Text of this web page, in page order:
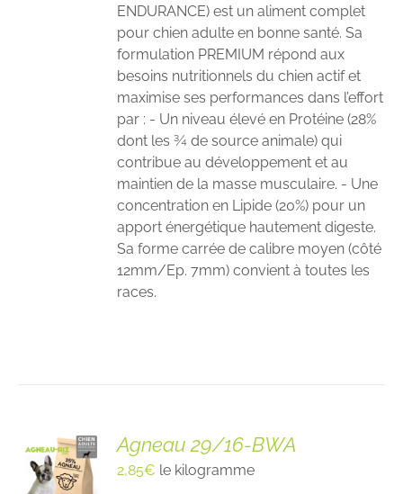
ENDURANCE) est un aliment complet
pour chien adulte en bonne santé. Sa
formulation PREMIUM répond aux
besoins nutritionnels du chien actif et
maximise ses performances dans l’effort
par : - Un niveau élevé en Protéine (28%
dont les ¾ de source animale) qui
contribue au développement et au
maintien de la masse musculaire. - Une
concentration en Lipide (20%) pour un
apport énergétique hautement digeste.
Sa forme carrée de calibre moyen (côté
12mm/Ep. 7mm) convient à toutes les
races.
Agneau 29/16-BWA
2,85€ le kilogramme